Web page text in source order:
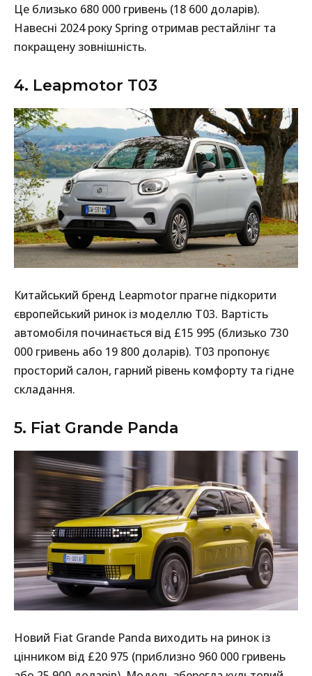
Це близько 680 000 гривень (18 600 доларів).
Навесні 2024 року Spring отримав рестайлінг та
покращену зовнішність.
4. Leapmotor T03
Китайський бренд Leapmotor прагне підкорити
європейський ринок із моделлю T03. Вартість
автомобіля починається від £15 995 (близько 730
000 гривень або 19 800 доларів). T03 пропонує
просторий салон, гарний рівень комфорту та гідне
складання.
5. Fiat Grande Panda
Новий Fiat Grande Panda виходить на ринок із
цінником від £20 975 (приблизно 960 000 гривень